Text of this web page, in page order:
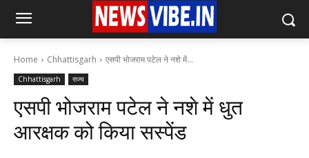
Home Chhattisgarh एसपी भोजराम पटेल ने नशे में...
Chhattisgarh राज्य
एसपी भोजराम पटेल ने नशे में धुत
आरक्षक को किया सस्पेंड